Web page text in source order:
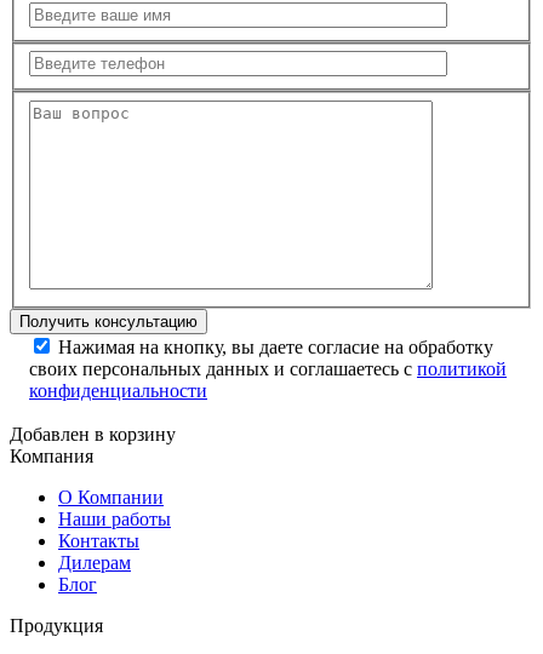
Нажимая на кнопку, вы даете согласие на обработку
своих персональных данных и соглашаетесь с политикой
конфиденциальности
Добавлен в корзину
Компания
О Компании
Наши работы
Контакты
Дилерам
Блог
Продукция